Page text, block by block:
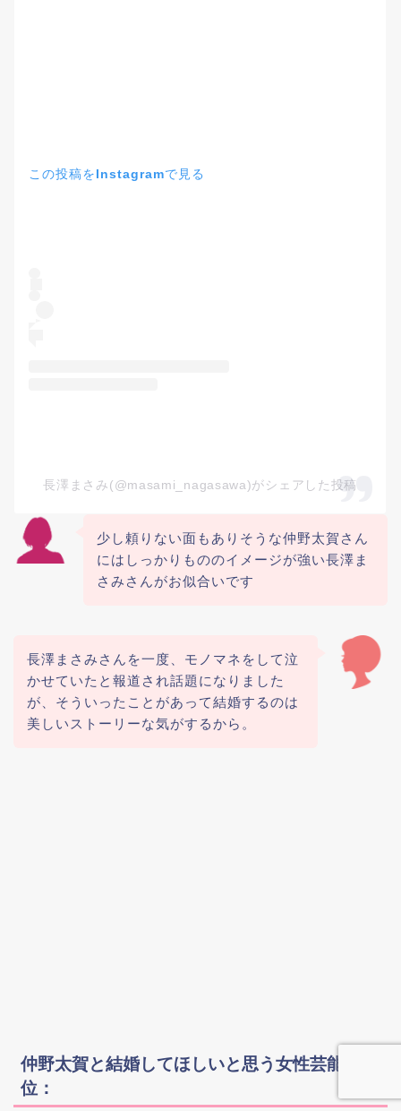
この投稿をInstagramで見る
長澤まさみ(@masami_nagasawa)がシェアした投稿
少し頼りない面もありそうな仲野太賀さん
にはしっかりもののイメージが強い長澤ま
さみさんがお似合いです
長澤まさみさんを一度、モノマネをして泣
かせていたと報道され話題になりました
が、そういったことがあって結婚するのは
美しいストーリーな気がするから。
仲野太賀と結婚してほしいと思う女性芸能人5
位：